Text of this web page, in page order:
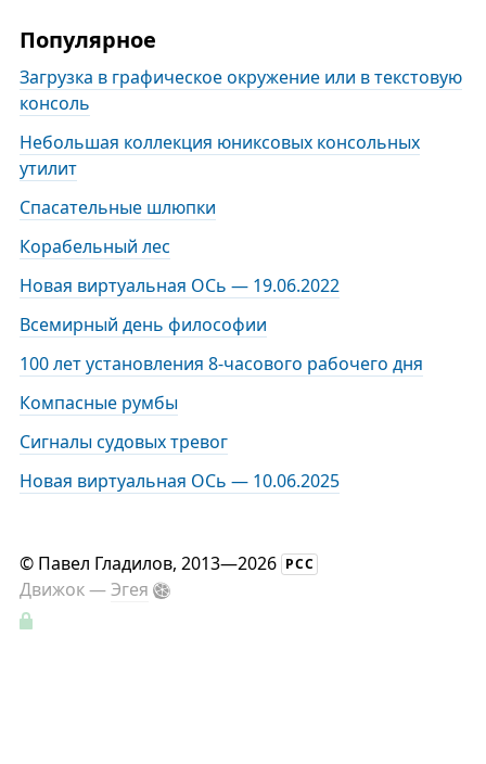
Популярное
Загрузка в графическое окружение или в текстовую
консоль
Небольшая коллекция юниксовых консольных
утилит
Спасательные шлюпки
Корабельный лес
Новая виртуальная ОСь — 19.06.2022
Всемирный день философии
100 лет установления 8-часового рабочего дня
Компасные румбы
Сигналы судовых тревог
Новая виртуальная ОСь — 10.06.2025
© Павел Гладилов, 2013—2026 РСС
Движок —Эгея